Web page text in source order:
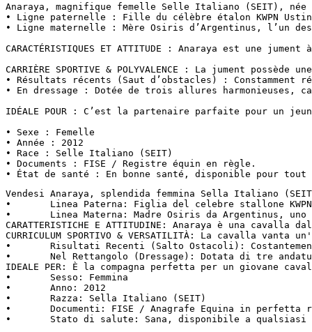
Anaraya, magnifique femelle Selle Italiano (SEIT),
• Ligne paternelle : Fille du célèbre étalon KWPN
• Ligne maternelle : Mère Osiris d’Argentinus, l’un
CARACTÉRISTIQUES ET ATTITUDE : Anaraya est
CARRIÈRE SPORTIVE & POLYVALENCE : La
• Résultats récents (Saut d’obstacles) :
• En dressage : Dotée de trois allures harmonieuses,
IDÉALE POUR : C’est la partenaire parfaite pour un
• Sexe : Femelle
• Année : 2012
• Race : Selle Italiano (SEIT)
• Documents : FISE / Registre équin en règle.
• État de santé : En bonne santé, disponible pour
Vendesi Anaraya, splendida femmina Sella Italiano
•	Linea Paterna: Figlia del celebre stallone KWPN Ustinov (da Libero H), vincitore internazionale e produttore di saltatori d'élite caratterizzati da tecnica impeccabile e reattività.
•	Linea Materna: Madre Osiris da Argentinus, uno dei capostipiti mondiali dell'allevamento moderno, che trasmette forza, solidità mentale e straordinaria cavalcabilità.
CARATTERISTICHE E ATTITUDINE: Anaraya è una
CURRICULUM SPORTIVO & VERSATILITÀ: La
•	Risultati Recenti (Salto Ostacoli): Costantemente a premio e nei primissimi posti della classifica nei circuiti del Lazio. Tra i risultati più recenti di giugno 2026, spiccano i doppi netti con il 4° posto nelle categorie LB80 e B90 a tempo presso il Cassia Equestrian Club, e i podi ad aprile 2026 presso La Macchiarella.
•	Nel Rettangolo (Dressage): Dotata di tre andature armoniche, cadenzate e di ottima presenza, ha dimostrato eccellenti doti di addestramento anche nelle categorie Open (4° posto in E210), confermando un controllo e una serietà nel lavoro in piano di livello superiore.
IDEALE PER: È la compagna perfetta per un giovane
•	Sesso: Femmina
•	Anno: 2012
•	Razza: Sella Italiano (SEIT)
•	Documenti: FISE / Anagrafe Equina in perfetta regola.
•	Stato di salute: Sana, disponibile a